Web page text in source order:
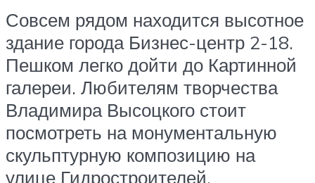
Совсем рядом находится высотное
здание города Бизнес-центр 2-18.
Пешком легко дойти до Картинной
галереи. Любителям творчества
Владимира Высоцкого стоит
посмотреть на монументальную
скульптурную композицию на
улице Гидростроителей.